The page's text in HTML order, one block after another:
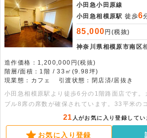
小田急小田原線
小田急相模原駅 徒歩6
85,000 円(税抜)
神奈川県相模原市南区
造作価格：1,200,000円(税抜)
階層/面積：1階 / 33㎡(9.98坪)
現業態：カフェ
引渡状態：閉店済/居抜き
小田急相模原駅より徒歩6分の1階路面店です。
ブル8席の席数が確保されています。33平米の
ております。すぐに開業準備に入れるため、お
さい。
21 人がお気に入り登録してい
お気に入り登録